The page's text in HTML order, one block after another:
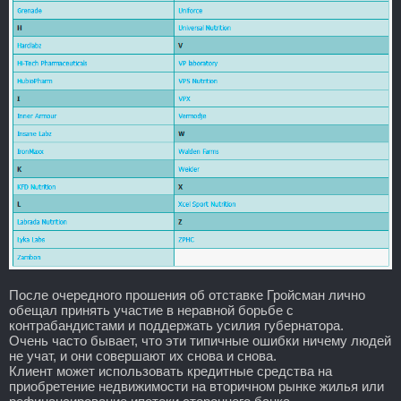
После очередного прошения об отставке Гройсман лично
обещал принять участие в неравной борьбе с
контрабандистами и поддержать усилия губернатора.
Очень часто бывает, что эти типичные ошибки ничему людей
не учат, и они совершают их снова и снова.
Клиент может использовать кредитные средства на
приобретение недвижимости на вторичном рынке жилья или